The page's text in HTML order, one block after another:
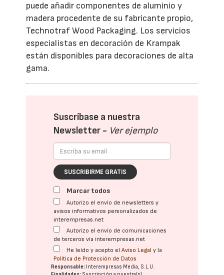
puede añadir componentes de aluminio y
madera procedente de su fabricante propio,
Technotraf Wood Packaging. Los servicios
especialistas en decoración de Krampak
están disponibles para decoraciones de alta
gama.
Suscríbase a nuestra
Newsletter - Ver ejemplo
SUSCRIBIRME GRATIS
Marcar todos
Autorizo el envío de newsletters y
avisos informativos personalizados de
interempresas.net
Autorizo el envío de comunicaciones
de terceros vía interempresas.net
He leído y acepto elAviso Legal y la
Política de Protección de Datos
Responsable: Interempresas Media, S.L.U.